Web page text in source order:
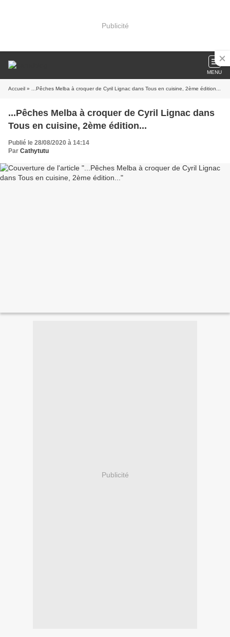
Publicité
MENU
Accueil » ...Pêches Melba à croquer de Cyril Lignac dans Tous en cuisine, 2ème édition...
...Pêches Melba à croquer de Cyril Lignac dans
Tous en cuisine, 2ème édition...
Publié le 28/08/2020 à 14:14
Par Cathytutu
Publicité